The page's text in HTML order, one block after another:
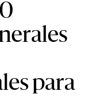
para